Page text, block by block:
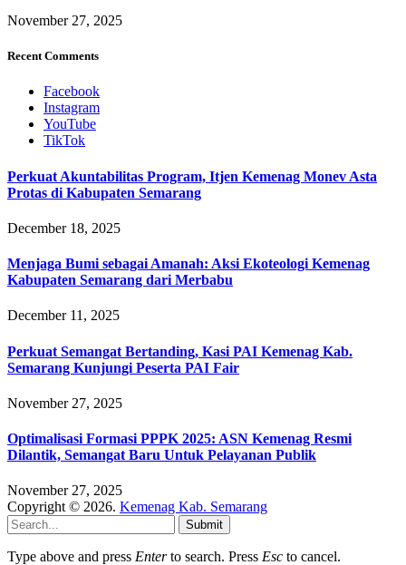
November 27, 2025
Recent Comments
Facebook
Instagram
YouTube
TikTok
Perkuat Akuntabilitas Program, Itjen Kemenag Monev Asta
Protas di Kabupaten Semarang
December 18, 2025
Menjaga Bumi sebagai Amanah: Aksi Ekoteologi Kemenag
Kabupaten Semarang dari Merbabu
December 11, 2025
Perkuat Semangat Bertanding, Kasi PAI Kemenag Kab.
Semarang Kunjungi Peserta PAI Fair
November 27, 2025
Optimalisasi Formasi PPPK 2025: ASN Kemenag Resmi
Dilantik, Semangat Baru Untuk Pelayanan Publik
November 27, 2025
Copyright © 2026. Kemenag Kab. Semarang
Submit
Type above and press Enterto search. Press Esc to cancel.